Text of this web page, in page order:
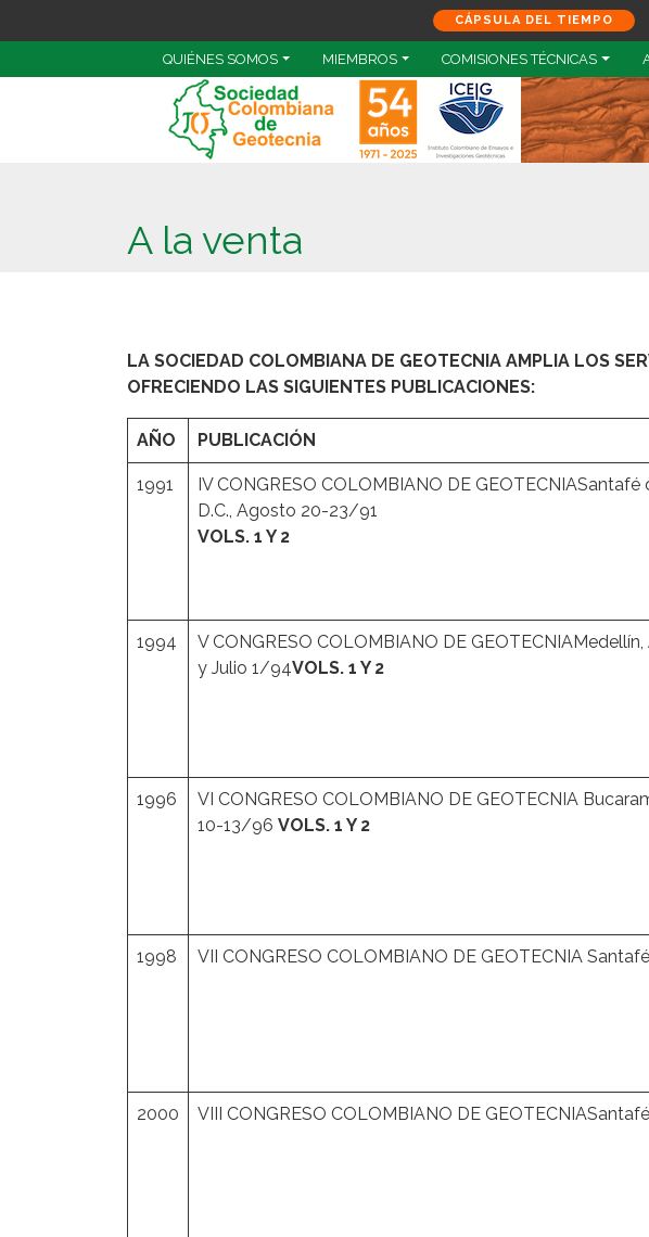
CÁPSULA DEL TIEMPO
QUIÉNES SOMOS MIEMBROS COMISIONES TÉCNICAS
A la venta
LA SOCIEDAD COLOMBIANA DE GEOTECNIA AMPLIA LOS
OFRECIENDO LAS SIGUIENTES PUBLICACIONES:
AÑO PUBLICACIÓN
1991
IV CONGRESO COLOMBIANO DE GEOTECNIASantafé
D.C., Agosto 20-23/91
VOLS. 1 Y 2
1994
V CONGRESO COLOMBIANO DE
y Julio 1/94VOLS. 1 Y 2
1996
VI CONGRESO COLOMBIANO DE GEOTECNIA
10-13/96 VOLS. 1 Y 2
1998 VII CONGRESO COLOMBIANO DE GEOTECNIA
2000 VIII CONGRESO COLOMBIANO DE